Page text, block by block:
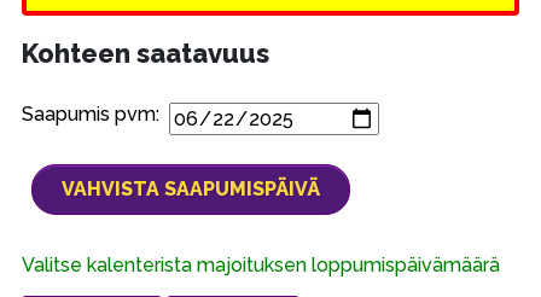
Kohteen saatavuus
Saapumis pvm:
Valitse kalenterista majoituksen loppumispäivämäärä